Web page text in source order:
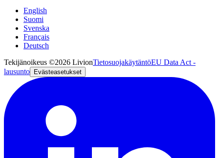
English
Suomi
Svenska
Français
Deutsch
Tekijänoikeus ©2026 LivionTietosuojakäytäntöEU Data Act -
lausunto
Evästeasetukset